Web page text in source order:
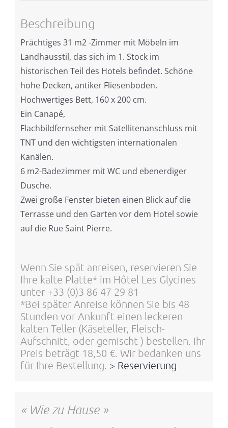
Beschreibung
Prächtiges 31 m2 -Zimmer mit Möbeln im
Landhausstil, das sich im 1. Stock im
historischen Teil des Hotels befindet. Schöne
hohe Decken, antiker Fliesenboden.
Hochwertiges Bett, 160 x 200 cm.
Ein Canapé,
Flachbildfernseher mit Satellitenanschluss mit
TNT und den wichtigsten internationalen
Kanälen.
6 m2-Badezimmer mit WC und ebenerdiger
Dusche.
Zwei große Fenster bieten einen Blick auf die
Terrasse und den Garten vor dem Hotel sowie
auf die Rue Saint Pierre.
Wenn Sie spät anreisen, reservieren Sie
Ihre kalte Platte* im Hôtel Les Glycines
unter +33 (0)3 86 47 29 81
*Bei später Anreise können Sie bis 48
Stunden vor Ankunft einen leckeren
kalten Teller (Käseteller, Fleisch-
Aufschnitt, oder gemischt ) bestellen. Ihr
Preis beträgt 18,50 €. Wir bedanken uns
für Ihre Bestellung. > Reservierung
« Wie zu Hause »